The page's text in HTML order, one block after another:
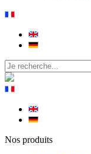
Nos produits